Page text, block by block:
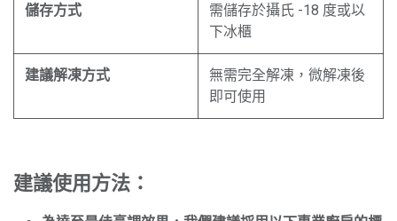
儲存方式
需儲存於攝氏 -18 度或以
下冰櫃
建議解凍方式
無需完全解凍，微解凍後
即可使用
建議使用方法：